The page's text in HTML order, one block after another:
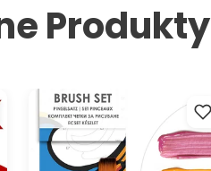
Produkty
ARTMIE Sada syntetických
štetcov 4-dielna